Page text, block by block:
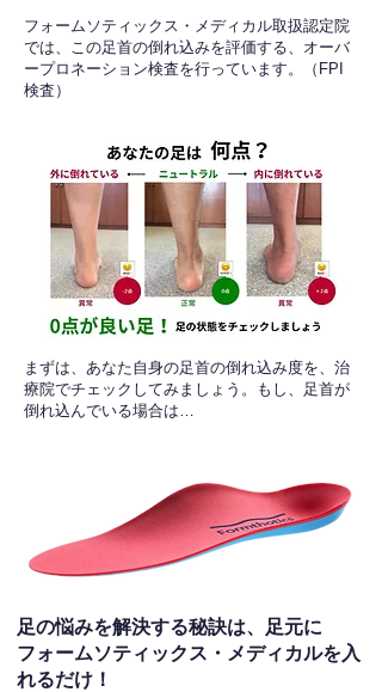
フォームソティックス・メディカル取扱認定院
では、この足首の倒れ込みを評価する、オーバ
ープロネーション検査を行っています。（FPI
検査）​
​まずは、あなた自身の足首の倒れ込み度を、治
療院でチェックしてみましょう。もし、足首が
倒れ込んでいる場合は…
足の悩みを解決する秘訣は、足元に
フォームソティックス・メディカルを入
れるだけ！